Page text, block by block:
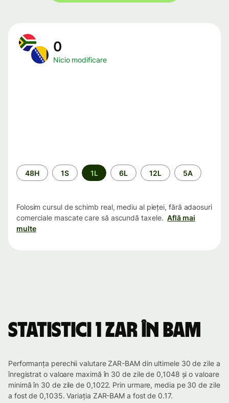
0
Nicio modificare
Perioada
48H 1S 1L 6L 12L 5A
Folosim cursul de schimb real, mediu al pieței, fără adaosuri
comerciale mascate care să ascundă taxele. Află mai
multe
Statistici 1 ZAR în BAM
Performanța perechii valutare ZAR-BAM din ultimele 30 de zile a
înregistrat o valoare maximă în 30 de zile de 0,1048 și o valoare
minimă în 30 de zile de 0,1022. Prin urmare, media pe 30 de zile
a fost de 0,1035. Variația ZAR-BAM a fost de 0.17.